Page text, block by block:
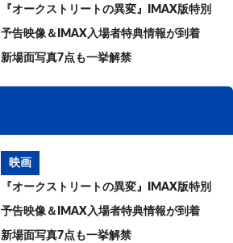
『オークストリートの異変』IMAX版特別
予告映像＆IMAX入場者特典情報が到着
新場面写真7点も一挙解禁
映画
『オークストリートの異変』IMAX版特別
予告映像＆IMAX入場者特典情報が到着
新場面写真7点も一挙解禁